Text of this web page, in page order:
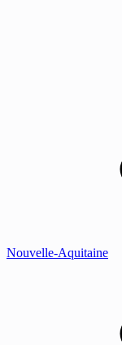
Nouvelle-Aquitaine